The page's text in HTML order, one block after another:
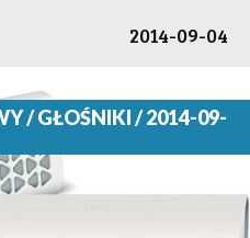
2014-09-04
/ GŁOŚNIKI / 2014-09-